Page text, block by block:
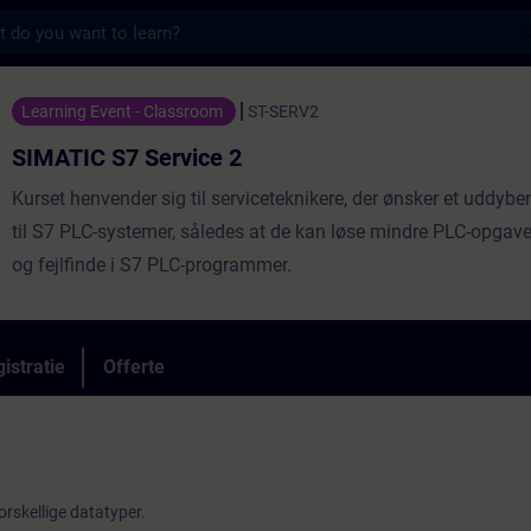
Service 2 - Training - Opleiding -
Learning Event - Classroom ST-SERV2
SIMATIC S7 Service 2
Kurset henvender sig til serviceteknikere, der ønsker et
til S7 PLC-systemer, således at de kan løse mindre PLC-
og fejlfinde i S7 PLC-programmer.
Offerte
datatyper.